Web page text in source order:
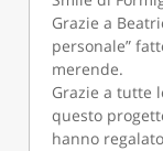
Grazie a
personale”
merende.
Grazie a tutte
questo
hanno